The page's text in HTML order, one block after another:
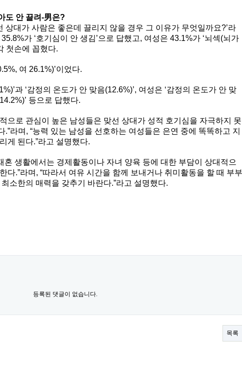
도 안 끌려-男은?
상대가 사람은 좋은데 끌리지 않을 경우 그 이유가 무엇일까요?’라
가 ‘호기심이 안 생김’으로 답했고, 여성은 43.1%가 ‘뇌섹(뇌가
첫손에 꼽혔다.
여 26.1%)’이었다.
과 ‘감정의 온도가 안 맞음(12.6%)’, 여성은 ‘감정의 온도가 안 맞
등으로 답했다.
으로 관심이 높은 남성들은 맞선 상대가 성적 호기심을 자극하지 못
라며, “능력 있는 남성을 선호하는 여성들은 은연 중에 똑똑하고 지
게 된다.”라고 설명했다.
혼 생활에서는 경제활동이나 자녀 양육 등에 대한 부담이 상대적으
다.”라며, “따라서 여유 시간을 함께 보내거나 취미활동을 할 때 부부
소한의 매력을 갖추기 바란다.”라고 설명했다.
등록된 댓글이 없습니다.
목록